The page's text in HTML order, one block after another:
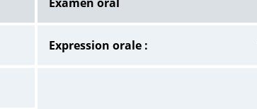
Expression orale :